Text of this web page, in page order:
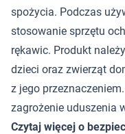
spożycia. Podczas
stosowanie sprzętu
rękawic. Produkt
dzieci oraz zwierząt
z jego
zagrożenie uduszenia
Czytaj więcej o